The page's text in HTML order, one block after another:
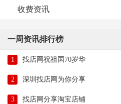
收费资讯
一周资讯排行榜
1 找店网祝祖国70岁华
2 深圳找店网为你分享
3 找店网分享淘宝店铺